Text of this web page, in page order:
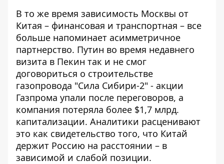
В то же время зависимость Москвы от
Китая – финансовая и транспортная – все
больше напоминает асимметричное
партнерство. Путин во время недавнего
визита в Пекин так и не смог
договориться о строительстве
газопровода "Сила Сибири-2" - акции
Газпрома упали после переговоров, а
компания потеряла более $1,7 млрд.
капитализации. Аналитики расценивают
это как свидетельство того, что Китай
держит Россию на расстоянии – в
зависимой и слабой позиции.